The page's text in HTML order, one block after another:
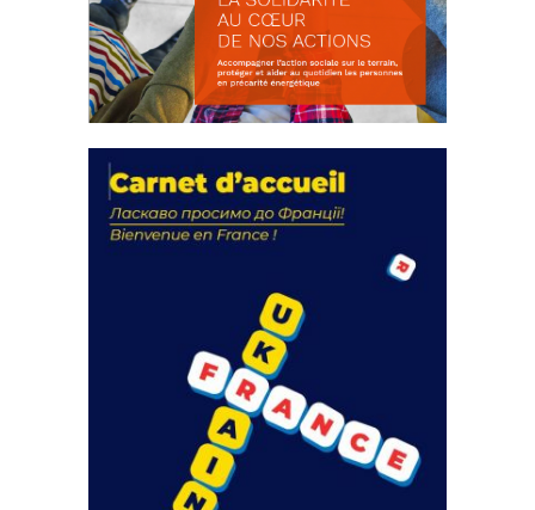
actions
18 septembre 2023
FEUILLETER